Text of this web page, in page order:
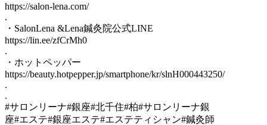
https://salon-lena.com/
.
・SalonLena &Lena鍼灸院公式LINE
https://lin.ee/zfCrMh0
.
・ホットペッパー
https://beauty.hotpepper.jp/smartphone/kr/slnH000443250/
.
.
#サロンリーナ#銀座#北千住#柏#サロンリーナ銀
座#エステ#銀座エステ#エステティシャン#鍼灸師